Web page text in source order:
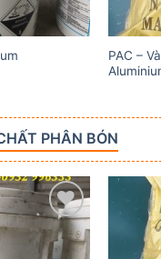
PAC –
PHÂN BÓN
Add to
wishlist